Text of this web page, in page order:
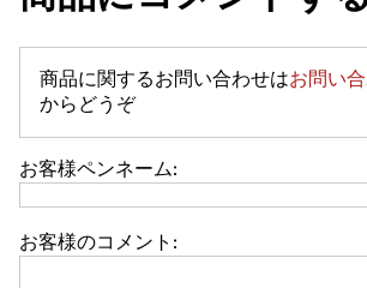
商品に関するお問い合わせはお問い
からどうぞ
お客様ペンネーム:
お客様のコメント: